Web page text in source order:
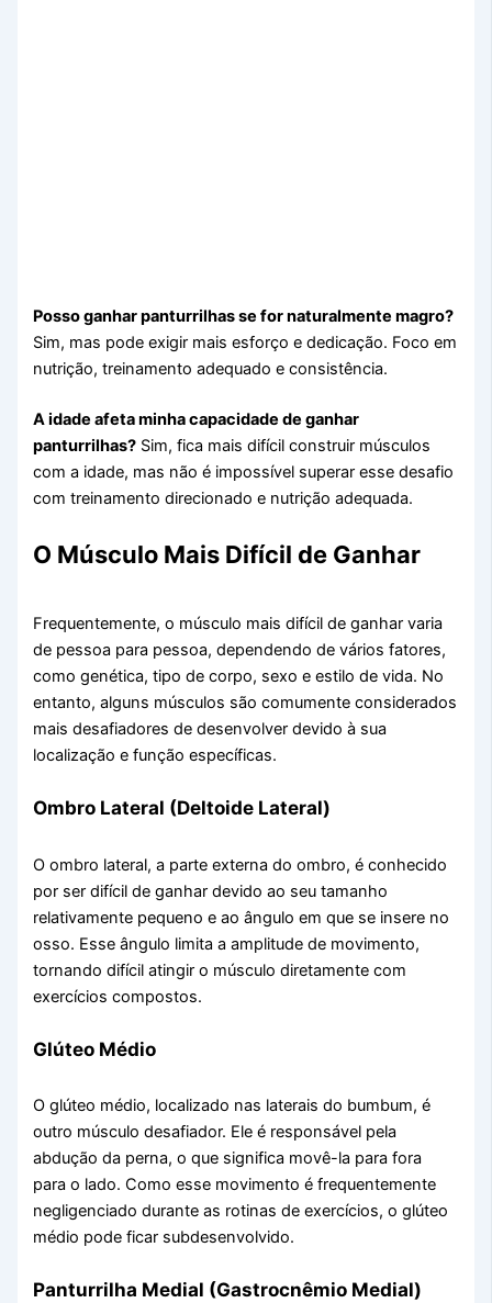
Posso ganhar panturrilhas se for naturalmente magro?
Sim, mas pode exigir mais esforço e dedicação. Foco em
nutrição, treinamento adequado e consistência.
A idade afeta minha capacidade de ganhar
panturrilhas? Sim, fica mais difícil construir músculos
com a idade, mas não é impossível superar esse desafio
com treinamento direcionado e nutrição adequada.
O Músculo Mais Difícil de Ganhar
Frequentemente, o músculo mais difícil de ganhar varia
de pessoa para pessoa, dependendo de vários fatores,
como genética, tipo de corpo, sexo e estilo de vida. No
entanto, alguns músculos são comumente considerados
mais desafiadores de desenvolver devido à sua
localização e função específicas.
Ombro Lateral (Deltoide Lateral)
O ombro lateral, a parte externa do ombro, é conhecido
por ser difícil de ganhar devido ao seu tamanho
relativamente pequeno e ao ângulo em que se insere no
osso. Esse ângulo limita a amplitude de movimento,
tornando difícil atingir o músculo diretamente com
exercícios compostos.
Glúteo Médio
O glúteo médio, localizado nas laterais do bumbum, é
outro músculo desafiador. Ele é responsável pela
abdução da perna, o que significa movê-la para fora
para o lado. Como esse movimento é frequentemente
negligenciado durante as rotinas de exercícios, o glúteo
médio pode ficar subdesenvolvido.
Panturrilha Medial (Gastrocnêmio Medial)